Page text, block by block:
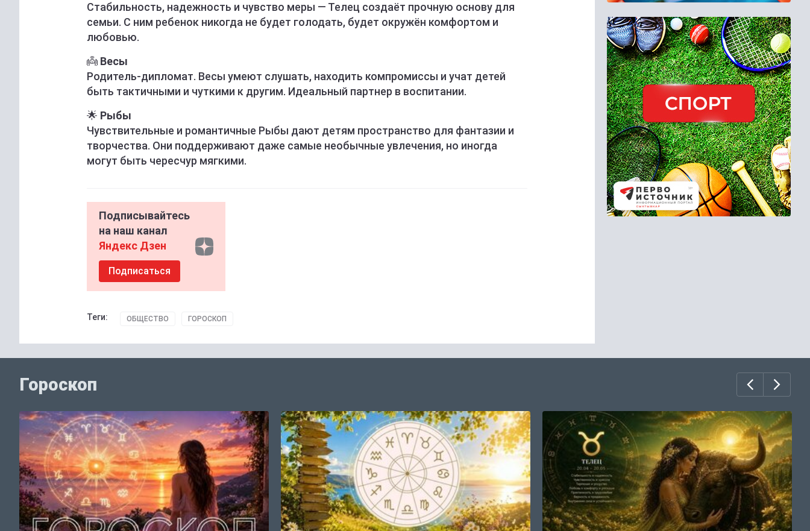
Стабильность, надежность и чувство меры — Телец создаёт прочную основу для
семьи. С ним ребенок никогда не будет голодать, будет окружён комфортом и
любовью.
👼 Весы
Родитель-дипломат. Весы умеют слушать, находить компромиссы и учат детей
быть тактичными и чуткими к другим. Идеальный партнер в воспитании.
🌟 Рыбы
Чувствительные и романтичные Рыбы дают детям пространство для фантазии и
творчества. Они поддерживают даже самые необычные увлечения, но иногда
могут быть чересчур мягкими.
Подписывайтесь
на наш канал
Яндекс Дзен
Подписаться
Теги: ОБЩЕСТВО ГОРОСКОП
Гороскоп